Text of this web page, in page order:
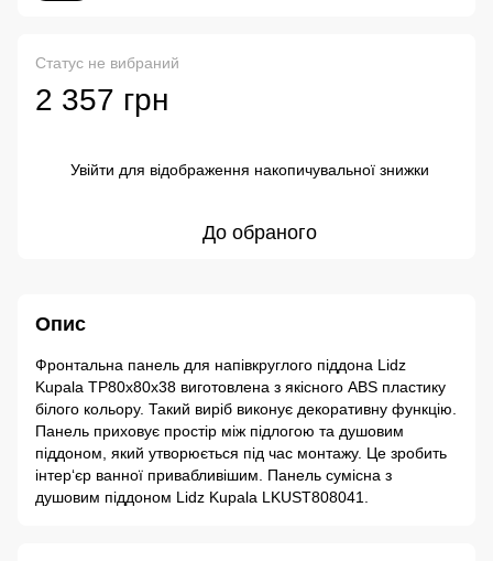
Статус не вибраний
2 357 грн
Увійти для відображення накопичувальної знижки
До обраного
Опис
Фронтальна панель для напівкруглого піддона Lidz
Kupala TP80x80x38 виготовлена з якісного ABS пластику
білого кольору. Такий виріб виконує декоративну функцію.
Панель приховує простір між підлогою та душовим
піддоном, який утворюється під час монтажу. Це зробить
інтер‘єр ванної привабливішим. Панель сумісна з
душовим піддоном Lidz Kupala LKUST808041.